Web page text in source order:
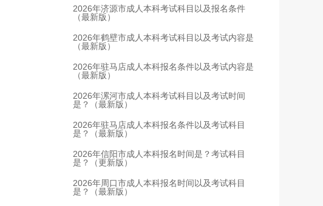
2026年济源市成人本科考试科目以及报名条件
（最新版）
2026年鹤壁市成人本科考试科目以及考试内容是
（最新版）
2026年驻马店成人本科报名条件以及考试内容是
（最新版）
2026年漯河市成人本科考试科目以及考试时间
是？（最新版）
2026年驻马店成人本科报名条件以及考试科目
是？（最新版）
2026年信阳市成人本科报名时间是？考试科目
是？（更新版）
2026年周口市成人本科报名时间以及考试科目
是？（最新版）